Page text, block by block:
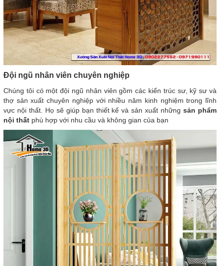
Đội ngũ nhân viên chuyên nghiệp
Chúng tôi có một đội ngũ nhân viên gồm các kiến trúc sư, kỹ sư và
thợ sản xuất chuyên nghiệp với nhiều năm kinh nghiệm trong lĩnh
vực nội thất. Họ sẽ giúp bạn thiết kế và sản xuất nhữngsản phẩm
nội thất phù hợp với nhu cầu và không gian của bạn